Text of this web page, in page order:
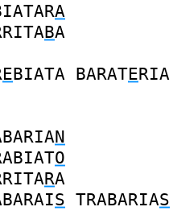
A
BA
EBIATA BARATERIA
N
O
RA
S TRABARIAS